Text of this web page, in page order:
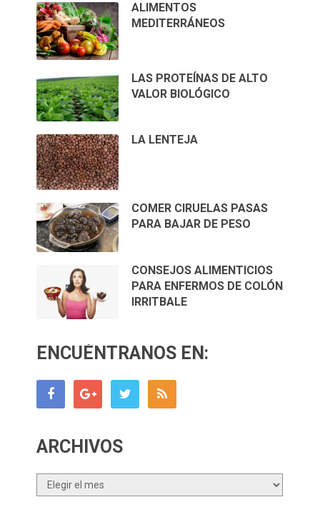
ALIMENTOS
MEDITERRÁNEOS
LAS PROTEÍNAS DE ALTO
VALOR BIOLÓGICO
LA LENTEJA
COMER CIRUELAS PASAS
PARA BAJAR DE PESO
CONSEJOS ALIMENTICIOS
PARA ENFERMOS DE COLÓN
IRRITBALE
ENCUÉNTRANOS EN:
ARCHIVOS
Archivos